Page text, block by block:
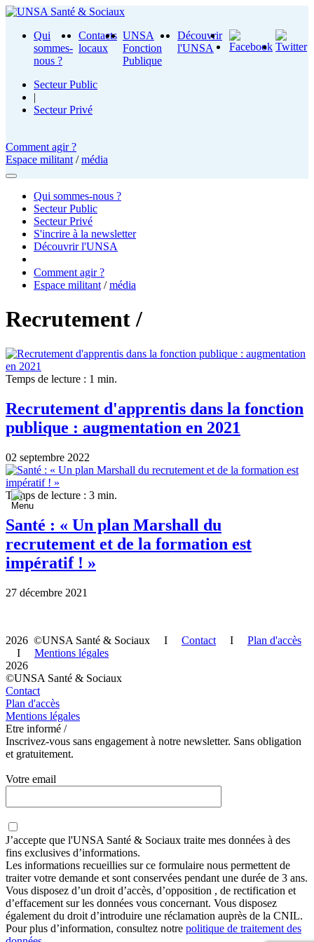
Qui
sommes-
nous ?
Contacts
locaux
UNSA
Fonction
Publique
Découvrir
l'UNSA
Secteur Public
|
Secteur Privé
Comment agir ?
Espace militant /média
Qui sommes-nous ?
Secteur Public
Secteur Privé
S'incrire à la newsletter
Découvrir l'UNSA
Comment agir ?
Espace militant /média
Recrutement /
Temps de lecture : 1 min.
Recrutement d'apprentis dans la fonction
publique : augmentation en 2021
02 septembre 2022
Temps de lecture : 3 min.
Santé : « Un plan Marshall du
recrutement et de la formation est
impératif ! »
27 décembre 2021
2026 ©UNSA Santé & Sociaux I Contact I Plan d'accès
I Mentions légales
2026
©UNSA Santé & Sociaux
Contact
Plan d'accès
Mentions légales
Etre informé /
Inscrivez-vous sans engagement à notre newsletter. Sans obligation
et gratuitement.
Votre email
J’accepte que l'UNSA Santé & Sociaux traite mes données à des
fins exclusives d’informations.
Les informations recueillies sur ce formulaire nous permettent de
traiter votre demande et sont conservées pendant une durée de 3 ans.
Vous disposez d’un droit d’accès, d’opposition , de rectification et
d’effacement sur les données vous concernant. Vous disposez
également du droit d’introduire une réclamation auprès de la CNIL.
Pour plus d’information, consultez notre politique de traitement des